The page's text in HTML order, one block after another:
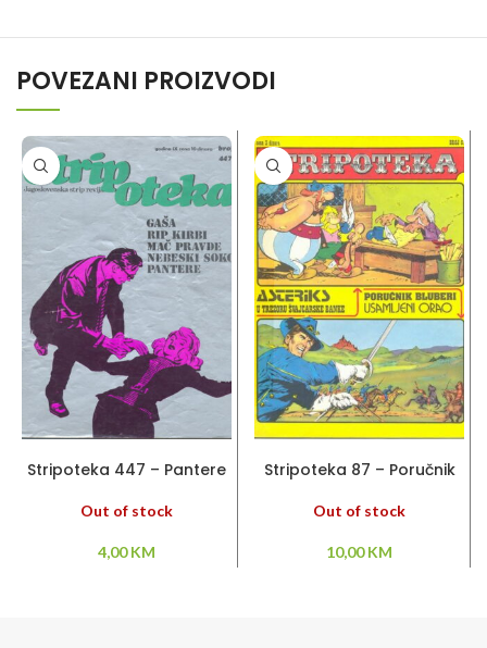
POVEZANI PROIZVODI
Stripoteka 447 – Pantere
Out of stock
4,00KM
Stripoteka 87 – Poručnik
Out of stock
10,00KM